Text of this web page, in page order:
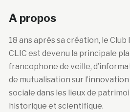
A propos
18 ans après sa création, le
CLIC est devenu la principale
francophone de veille,
de mutualisation sur
sociale dans les lieux de
historique et scientifique.